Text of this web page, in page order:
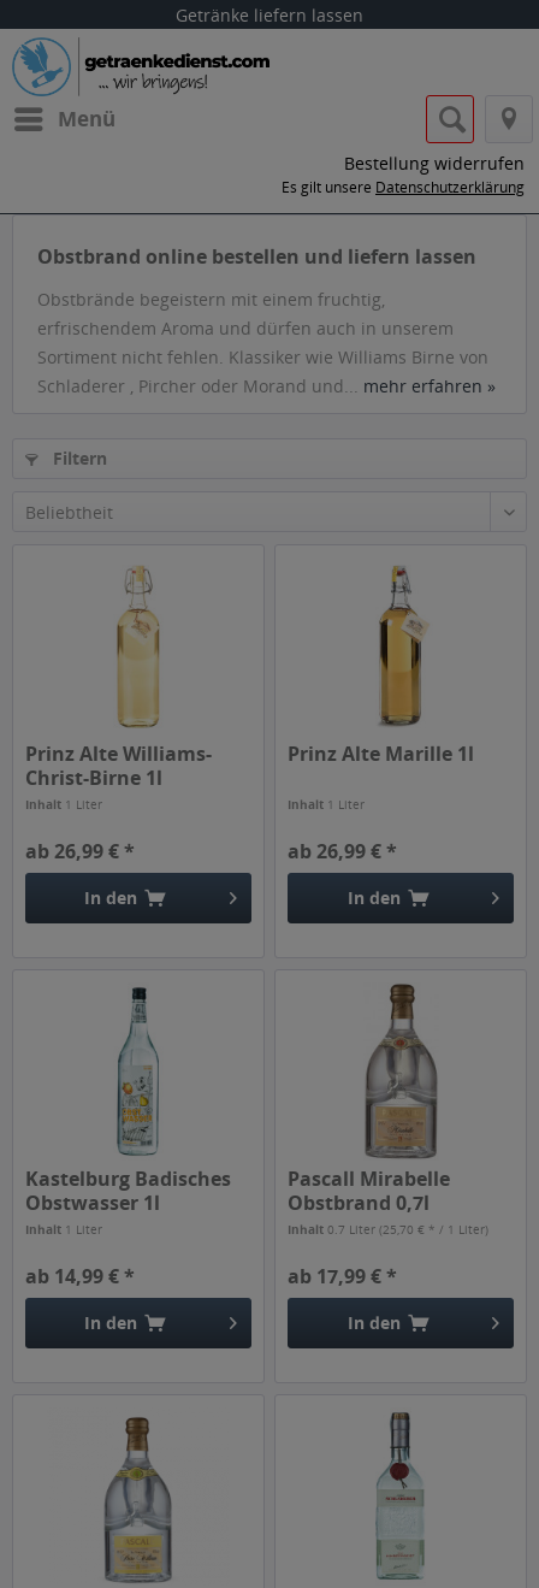
Getränke liefern lassen
Menü
Bestellung widerrufen
Es gilt unsere Datenschutzerklärung
Obstbrand online bestellen und liefern lassen
Obstbrände begeistern mit einem fruchtig,
erfrischendem Aroma und dürfen auch in unserem
Sortiment nicht fehlen. Klassiker wie Williams Birne von
Schladerer , Pircher oder Morand und... mehr erfahren »
Filtern
Prinz Alte Williams-
Christ-Birne 1l
Inhalt 1 Liter
ab 26,99 € *
In den
Prinz Alte Marille 1l
Inhalt 1 Liter
ab 26,99 € *
In den
Kastelburg Badisches
Obstwasser 1l
Inhalt 1 Liter
ab 14,99 € *
In den
Pascall Mirabelle
Obstbrand 0,7l
Inhalt0.7 Liter(25,70 € * / 1 Liter)
ab 17,99 € *
In den